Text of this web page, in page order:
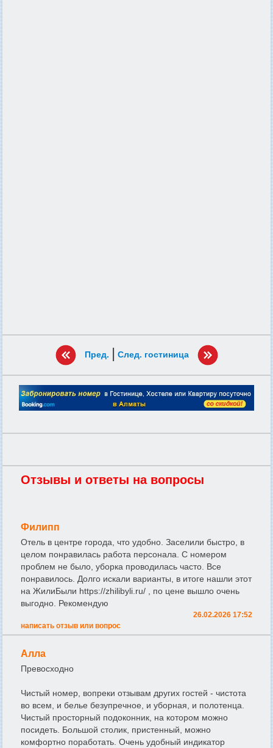
Пред. | След. гостиница
Отзывы и ответы на вопросы
Филипп
Отель в центре города, что удобно. Заселили быстро, в
целом понравилась работа персонала. С номером
проблем не было, уборка проводилась часто. Все
понравилось. Долго искали варианты, в итоге нашли этот
на ЖилиБыли https://zhilibyli.ru/ , по цене вышло очень
выгодно. Рекомендую
26.02.2026 17:52
написать отзыв или вопрос
Алла
Превосходно
Чистый номер, вопреки отзывам других гостей - чистота
во всем, и белье безупречное, и уборная, и полотенца.
Чистый просторный подоконник, на котором можно
посидеть. Большой столик, пристенный, можно
комфортно поработать. Очень удобный индикатор